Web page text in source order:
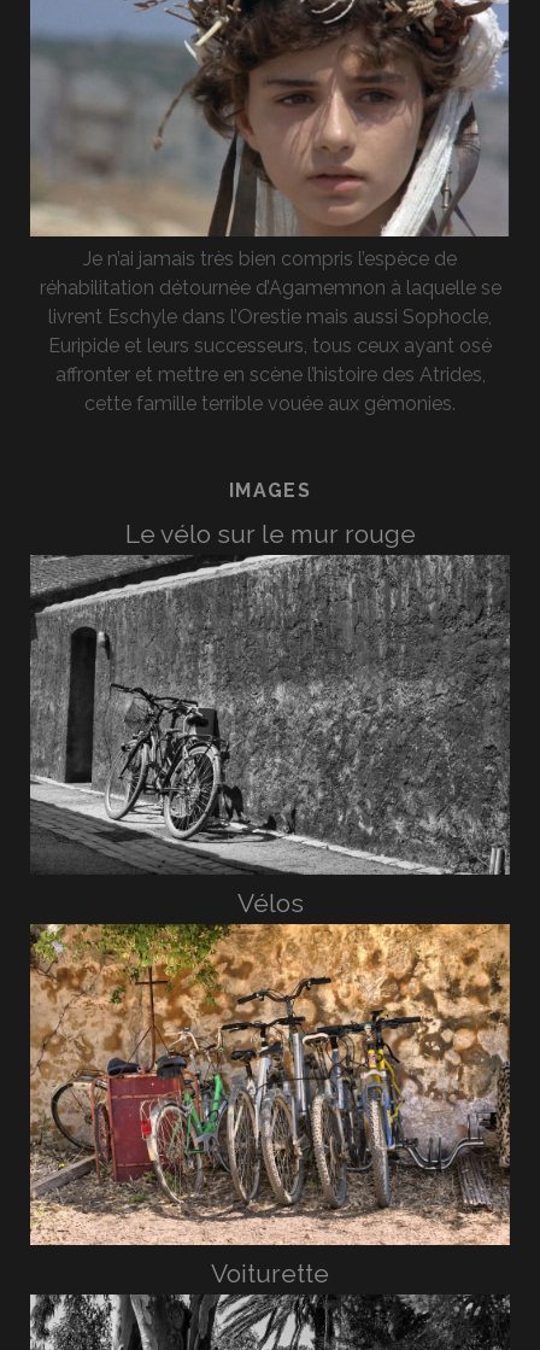
Je n’ai jamais très bien compris l’espèce de
réhabilitation détournée d’Agamemnon à laquelle se
livrent Eschyle dans l’Orestie mais aussi Sophocle,
Euripide et leurs successeurs, tous ceux ayant osé
affronter et mettre en scène l’histoire des Atrides,
cette famille terrible vouée aux gémonies.
IMAGES
Le vélo sur le mur rouge
Vélos
Voiturette